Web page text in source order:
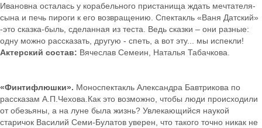
Ивановна осталась у корабельного пристанища ждать мечтателя-
сына и печь пироги к его возвращению. Спектакль «Ваня Датский»
-это сказка-быль, сделанная из теста. Ведь сказки – они разные:
одну можно рассказать, другую - спеть, а вот эту... мы испекли!
Актерский состав: Вячеслав Семеин, Наталья Табачкова.
«Финтифлюшки». Моноспектакль Александра Бавтрикова по
рассказам А.П.Чехова.Как это возможно, чтобы люди происходили
от обезьяны, а на луне была жизнь? Увлекающийся наукой
старичок Василий Семи-Булатов уверен, что такого точно никак не